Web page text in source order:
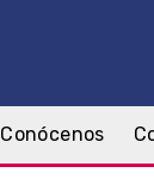
Conócenos